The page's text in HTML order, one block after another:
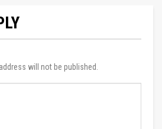
will not be published.